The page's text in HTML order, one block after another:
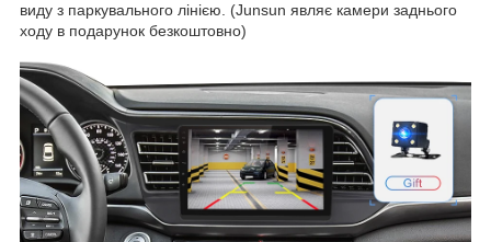
виду з паркувального лінією. (Junsun являє камери заднього
ходу в подарунок безкоштовно)